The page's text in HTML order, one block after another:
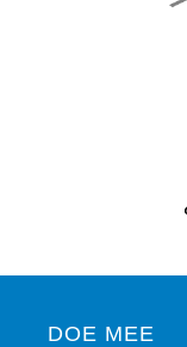
DOE MEE